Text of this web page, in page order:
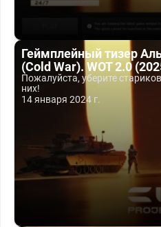
Геймплейный тизер
(Cold War). WOT 2.0
Пожалуйста, уберите
них!
14 января 2024 г.